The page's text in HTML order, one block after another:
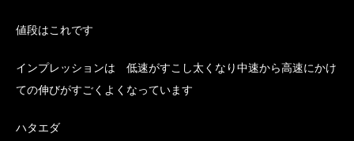
値段はこれです
インプレッションは 低速がすこし太くなり中速から高速にかけ
ての伸びがすごくよくなっています
ハタエダ